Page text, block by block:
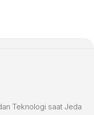
Teknologi saat Jeda